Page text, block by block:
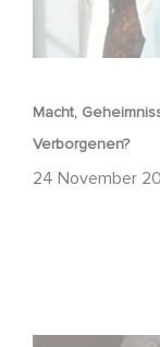
Macht,
Verborgenen?
24 November